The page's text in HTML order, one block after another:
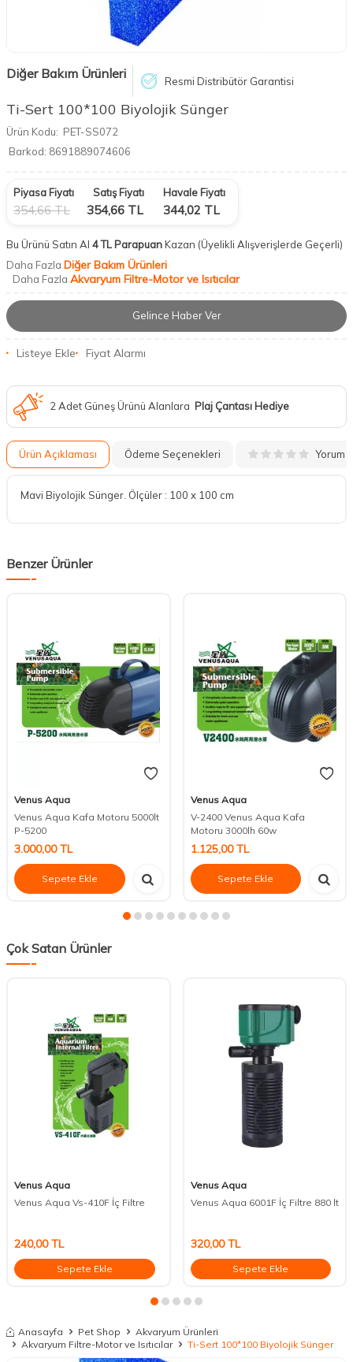
Diğer Bakım Ürünleri Resmi Distribütör Garantisi
Ti-Sert 100*100 Biyolojik Sünger
Ürün Kodu: PET-SS072
Barkod: 8691889074606
Piyasa Fiyatı
354,66TL
Satış Fiyatı
354,66 TL
Havale Fiyatı
344,02 TL
Bu Ürünü Satın Al 4 TL ParapuanKazan (Üyelikli Alışverişlerde Geçerli)
Daha Fazla Diğer Bakım Ürünleri
Daha Fazla Akvaryum Filtre-Motor ve Isıtıcılar
Gelince Haber Ver
Listeye Ekle Fiyat Alarmı
2 Adet Güneş Ürünü Alanlara Plaj Çantası Hediye
Ürün Açıklaması Ödeme Seçenekleri Yorum
Mavi Biyolojik Sünger. Ölçüler : 100 x 100 cm
Benzer Ürünler
Venus Aqua
Venus Aqua Kafa Motoru 5000lt
P-5200
3.000,00TL
Sepete Ekle
Venus Aqua
V-2400 Venus Aqua Kafa
Motoru 3000lh 60w
1.125,00TL
Sepete Ekle
Çok Satan Ürünler
Venus Aqua
Venus Aqua Vs-410F İç Filtre
240,00TL
Sepete Ekle
Venus Aqua
Venus Aqua 6001F İç Filtre 880 lt
320,00TL
Sepete Ekle
Anasayfa Pet Shop
Akvaryum Ürünleri
Akvaryum Filtre-Motor ve Isıtıcılar
Ti-Sert 100*100 Biyolojik Sünger